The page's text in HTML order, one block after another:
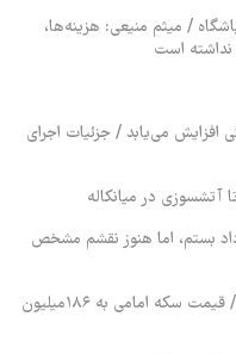
/ میثم منیعی: هزینه‌ها،
نداشته است
افزایش می‌یابد / جزئیات اجرای
آتشسوزی در میانکاله
بستم، اما هنوز نقشم مشخص
قیمت طلا و سکه پنجشنبه ۱۵ مرداد ۱۴۰۵/ قیمت سکه امامی به ۱۸۶میلیون